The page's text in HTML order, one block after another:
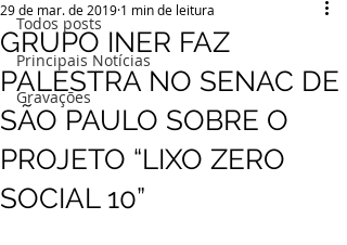
Todos posts
Principais Notícias
Gravações
GRUPO INER FAZ
PALESTRA NO SENAC DE
SÃO PAULO SOBRE O
PROJETO “LIXO ZERO
SOCIAL 10”
29 de mar. de 2019 1 min de leitura